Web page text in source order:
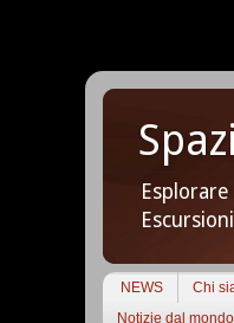
NEWS Chi
Notizie dal mondo